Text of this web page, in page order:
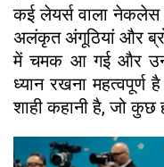
कई लेयर्स वाला नेकलेस
अलंकृत अंगूठियां और
में चमक आ गई और
ध्यान रखना
शाही कहानी है, जो कुछ